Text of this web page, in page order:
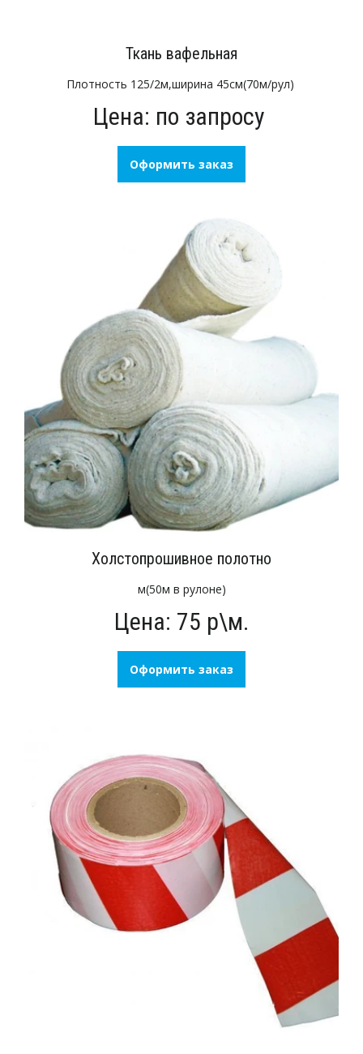
Ткань вафельная
Плотность 125/2м,ширина 45см(70м/рул)
Цена: по запросу
Оформить заказ
Холстопрошивное полотно
м(50м в рулоне)
Цена: 75 р\м.
Оформить заказ